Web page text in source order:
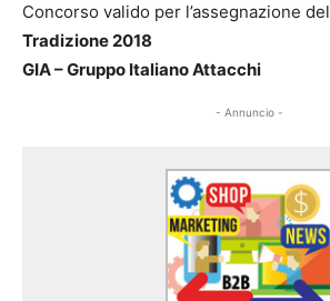
Concorso valido per l’assegnazione del
Tradizione 2018
GIA – Gruppo Italiano Attacchi
- Annuncio -